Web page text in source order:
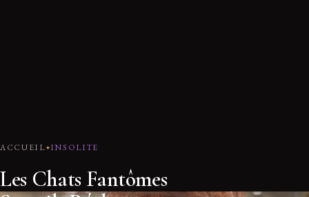
ACCUEIL INSOLITE
Les Chats Fantômes